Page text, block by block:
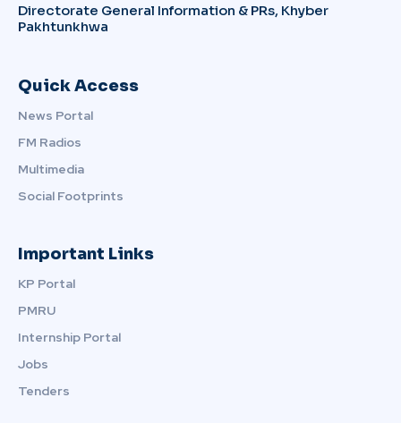
Directorate General Information & PRs, Khyber
Pakhtunkhwa
Quick Access
News Portal
FM Radios
Multimedia
Social Footprints
Important Links
KP Portal
PMRU
Internship Portal
Jobs
Tenders